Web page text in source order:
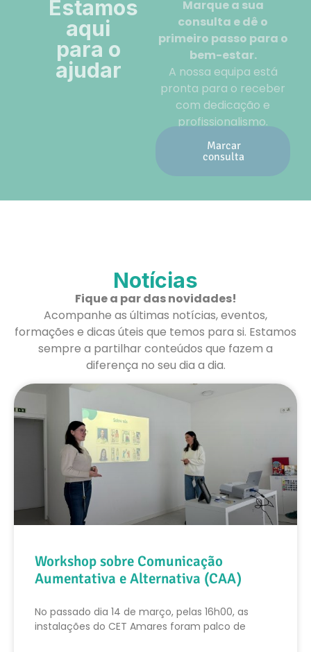
Estamos
aqui
para o
ajudar
Marque a sua
consulta e dê o
primeiro passo para o
bem-estar.
A nossa equipa está
pronta para o receber
com dedicação e
profissionalismo.
Marcar
consulta
Notícias
Fique a par das novidades!
Acompanhe as últimas notícias, eventos,
formações e dicas úteis que temos para si. Estamos
sempre a partilhar conteúdos que fazem a
diferença no seu dia a dia.
Workshop sobre Comunicação
Aumentativa e Alternativa (CAA)
No passado dia 14 de março, pelas 16h00, as
instalações do CET Amares foram palco de